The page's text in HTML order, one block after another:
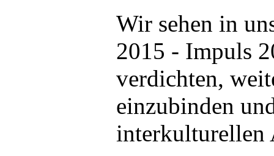
Wir sehen in
2015 - Impuls
verdichten,
einzubinden
interkulturellen